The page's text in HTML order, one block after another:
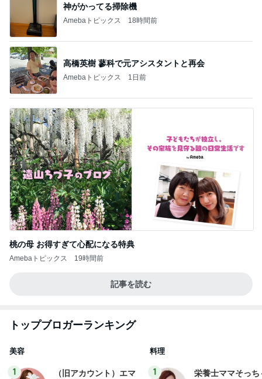
神がかってる掃除機
Amebaトピックス 18時間前
高橋英樹 蓼科で元アシスタントと再会
Amebaトピックス 1日前
桃の母 お得すぎて心配になる特典
Amebaトピックス 19時間前
記事を読む
トップブロガーランキング
美容
1
（旧アカウント）エマ
料理
1
栄養士ママそっち